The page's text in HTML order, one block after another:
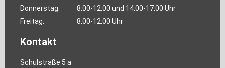
Donnerstag:
8:00-12:00 und 14:00-17:00 Uhr
Freitag:
8:00-12:00 Uhr
Kontakt
Schulstraße 5 a